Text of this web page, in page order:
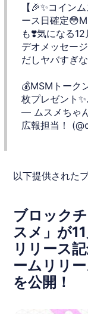
【🎉✨コイン
ース日確定
も❣️気になる
デオメッセー
だしヤバすぎ
💰MSMトーク
枚プレゼント
— ムスメちゃ
広報担当！
以下提供された
ブロック
スメ」が
リリース
ームリリ
を公開！